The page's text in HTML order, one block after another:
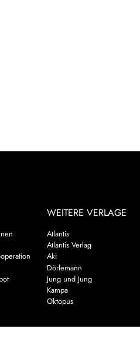
WEITERE VERLAGE
Atlantis
Atlantis Verlag
Aki
Dörlemann
Jung und Jung
Kampa
Oktopus